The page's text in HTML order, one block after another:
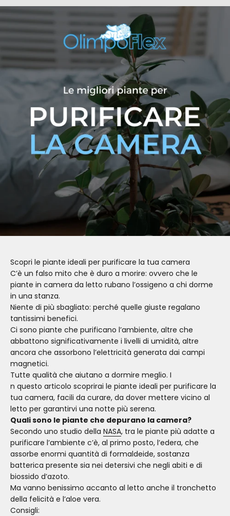
Scopri le piante ideali per purificare la tua camera
C’è un falso mito che è duro a morire: ovvero che le
piante in camera da letto rubano l’ossigeno a chi dorme
in una stanza.
Niente di più sbagliato: perché quelle giuste regalano
tantissimi benefici.
Ci sono piante che purificano l’ambiente, altre che
abbattono significativamente i livelli di umidità, altre
ancora che assorbono l’elettricità generata dai campi
magnetici.
Tutte qualità che aiutano a dormire meglio. I
n questo articolo scoprirai le piante ideali per purificare la
tua camera, facili da curare, da dover mettere vicino al
letto per garantirvi una notte più serena.
Quali sono le piante che depurano la camera?
Secondo uno studio della NASA, tra le piante più adatte a
purificare l’ambiente c’è, al primo posto, l’edera, che
assorbe enormi quantità di formaldeide, sostanza
batterica presente sia nei detersivi che negli abiti e di
biossido d’azoto.
Ma vanno benissimo accanto al letto anche il tronchetto
della felicità e l’aloe vera.
Consigli: